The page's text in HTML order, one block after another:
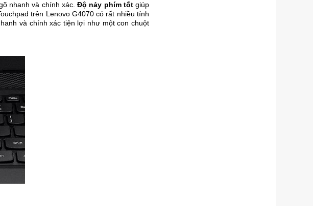
nhanh và chính xác. Độ nảy phím tốtgiúp
trên Lenovo G4070 có rất nhiều tính
và chính xác tiện lợi như một con chuột